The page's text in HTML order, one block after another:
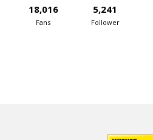
18,016
Fans
5,241
Follower